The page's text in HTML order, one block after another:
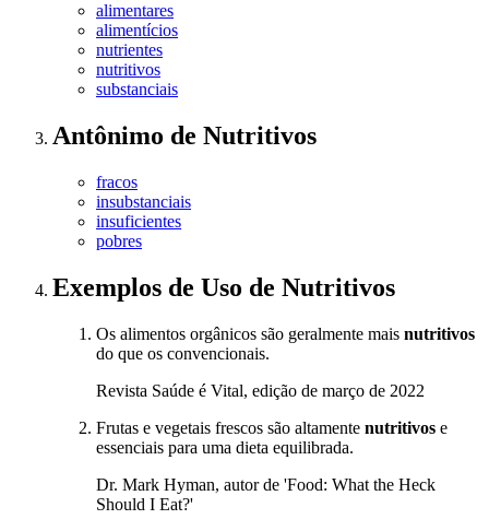
alimentares
alimentícios
nutrientes
nutritivos
substanciais
Antônimo de Nutritivos
fracos
insubstanciais
insuficientes
pobres
Exemplos de Uso de Nutritivos
Os alimentos orgânicos são geralmente mais nutritivos
do que os convencionais.
Revista Saúde é Vital, edição de março de 2022
Frutas e vegetais frescos são altamente nutritivos e
essenciais para uma dieta equilibrada.
Dr. Mark Hyman, autor de 'Food: What the Heck
Should I Eat?'